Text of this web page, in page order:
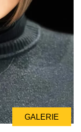
GALERIE